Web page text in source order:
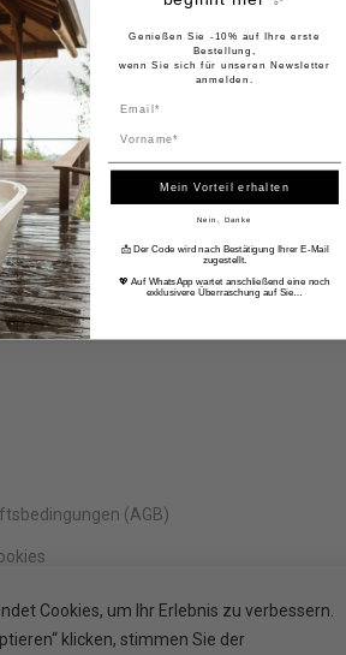
GmbH
2A
(AGB)
Cookies, um Ihr Erlebnis zu verbessern.
klicken, stimmen Sie der
Genießen Sie -10% auf Ihre erste
Bestellung,
wenn Sie sich für unseren Newsletter
anmelden.
Mein Vorteil erhalten
Nein, Danke
📩 Der Code wird nach Bestätigung Ihrer E-Mail
zugestellt.
💖 Auf WhatsApp wartet anschließend eine noch
exklusivere Überraschung auf Sie…